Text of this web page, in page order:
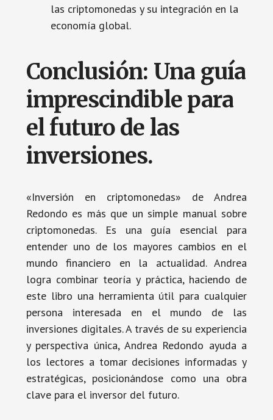
las criptomonedas y su integración en la
economía global.
Conclusión: Una guía
imprescindible para
el futuro de las
inversiones.
«Inversión en criptomonedas» de Andrea
Redondo es más que un simple manual sobre
criptomonedas. Es una guía esencial para
entender uno de los mayores cambios en el
mundo financiero en la actualidad. Andrea
logra combinar teoría y práctica, haciendo de
este libro una herramienta útil para cualquier
persona interesada en el mundo de las
inversiones digitales. A través de su experiencia
y perspectiva única, Andrea Redondo ayuda a
los lectores a tomar decisiones informadas y
estratégicas, posicionándose como una obra
clave para el inversor del futuro.